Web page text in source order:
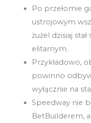
Po przełomie
ustrojowym
żużel dzisiaj
elitarnym.
Przykładowo,
powinno
wyłącznie na
Speedway nie
BetBuilderem,